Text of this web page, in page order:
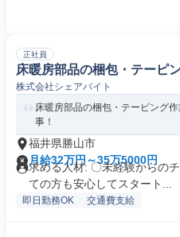
正社員
床暖房部品の梱包・テーピ
株式会社シェアバイト
床暖房部品の梱包・テーピング
事！
福井県勝山市
月給32万円～35万5000円
求める人材: 〇未経験からの
ての方も安心してスタート...
即日勤務OK 交通費支給